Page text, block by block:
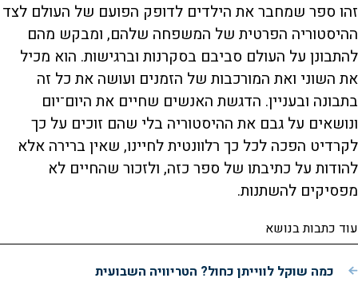
זהו ספר שמחבר את הילדים לדופק הפועם של העולם לצד
ההיסטוריה הפרטית של המשפחה שלהם, ומבקש מהם
להתבונן על העולם סביבם בסקרנות וברגישות. הוא מכיל
את השוני ואת המורכבות של הזמנים ועושה את כל זה
בתבונה ובעניין. הדגשת האנשים שחיים את היום־יום
ונושאים על גבם את ההיסטוריה בלי שהם זוכים על כך
לקרדיט הפכה לכל כך רלוונטית לחיינו, שאין ברירה אלא
להודות על כתיבתו של ספר כזה, ולזכור שהחיים לא
מפסיקים להשתנות.
עוד כתבות בנושא
כמה שוקל לווייתן כחול? הטריוויה השבועית